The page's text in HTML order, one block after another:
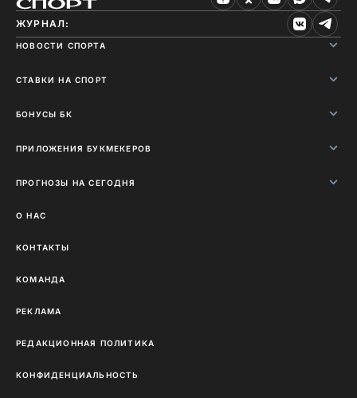
ЖУРНАЛ:
НОВОСТИ СПОРТА
СТАВКИ НА СПОРТ
БОНУСЫ БК
ПРИЛОЖЕНИЯ БУКМЕКЕРОВ
ПРОГНОЗЫ НА СЕГОДНЯ
О НАС
КОНТАКТЫ
КОМАНДА
РЕКЛАМА
РЕДАКЦИОННАЯ ПОЛИТИКА
КОНФИДЕНЦИАЛЬНОСТЬ